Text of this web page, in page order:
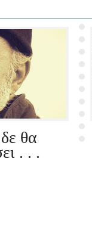
θα
. . .